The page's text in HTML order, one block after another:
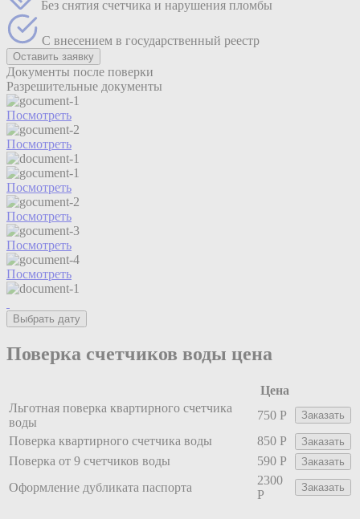
Без снятия счетчика и нарушения пломбы
С внесением в государственный реестр
Оставить заявку
Документы после поверки
Разрешительные документы
Посмотреть
Посмотреть
Посмотреть
Посмотреть
Посмотреть
Посмотреть
Выбрать дату
Поверка счетчиков воды цена
Цена
Льготная поверка квартирного счетчика
воды
750 Р Заказать
Поверка квартирного счетчика воды 850 Р Заказать
Поверка от 9 счетчиков воды 590 Р Заказать
Оформление дубликата паспорта
2300
Р
Заказать